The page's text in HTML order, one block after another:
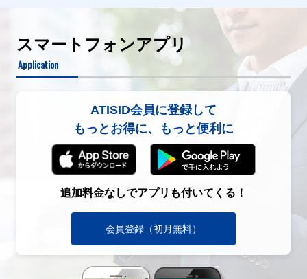
スマートフォンアプリ
Application
ATISID会員に登録して
もっとお得に、もっと便利に
追加料金なしでアプリも付いてくる！
会員登録（初月無料）